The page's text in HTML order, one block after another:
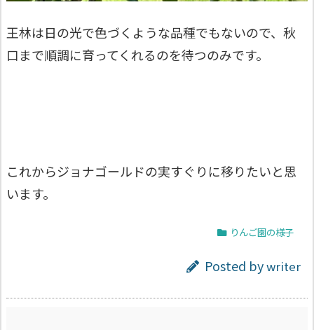
王林は日の光で色づくような品種でもないので、秋
口まで順調に育ってくれるのを待つのみです。
これからジョナゴールドの実すぐりに移りたいと思
います。
りんご園の様子
Posted bywriter